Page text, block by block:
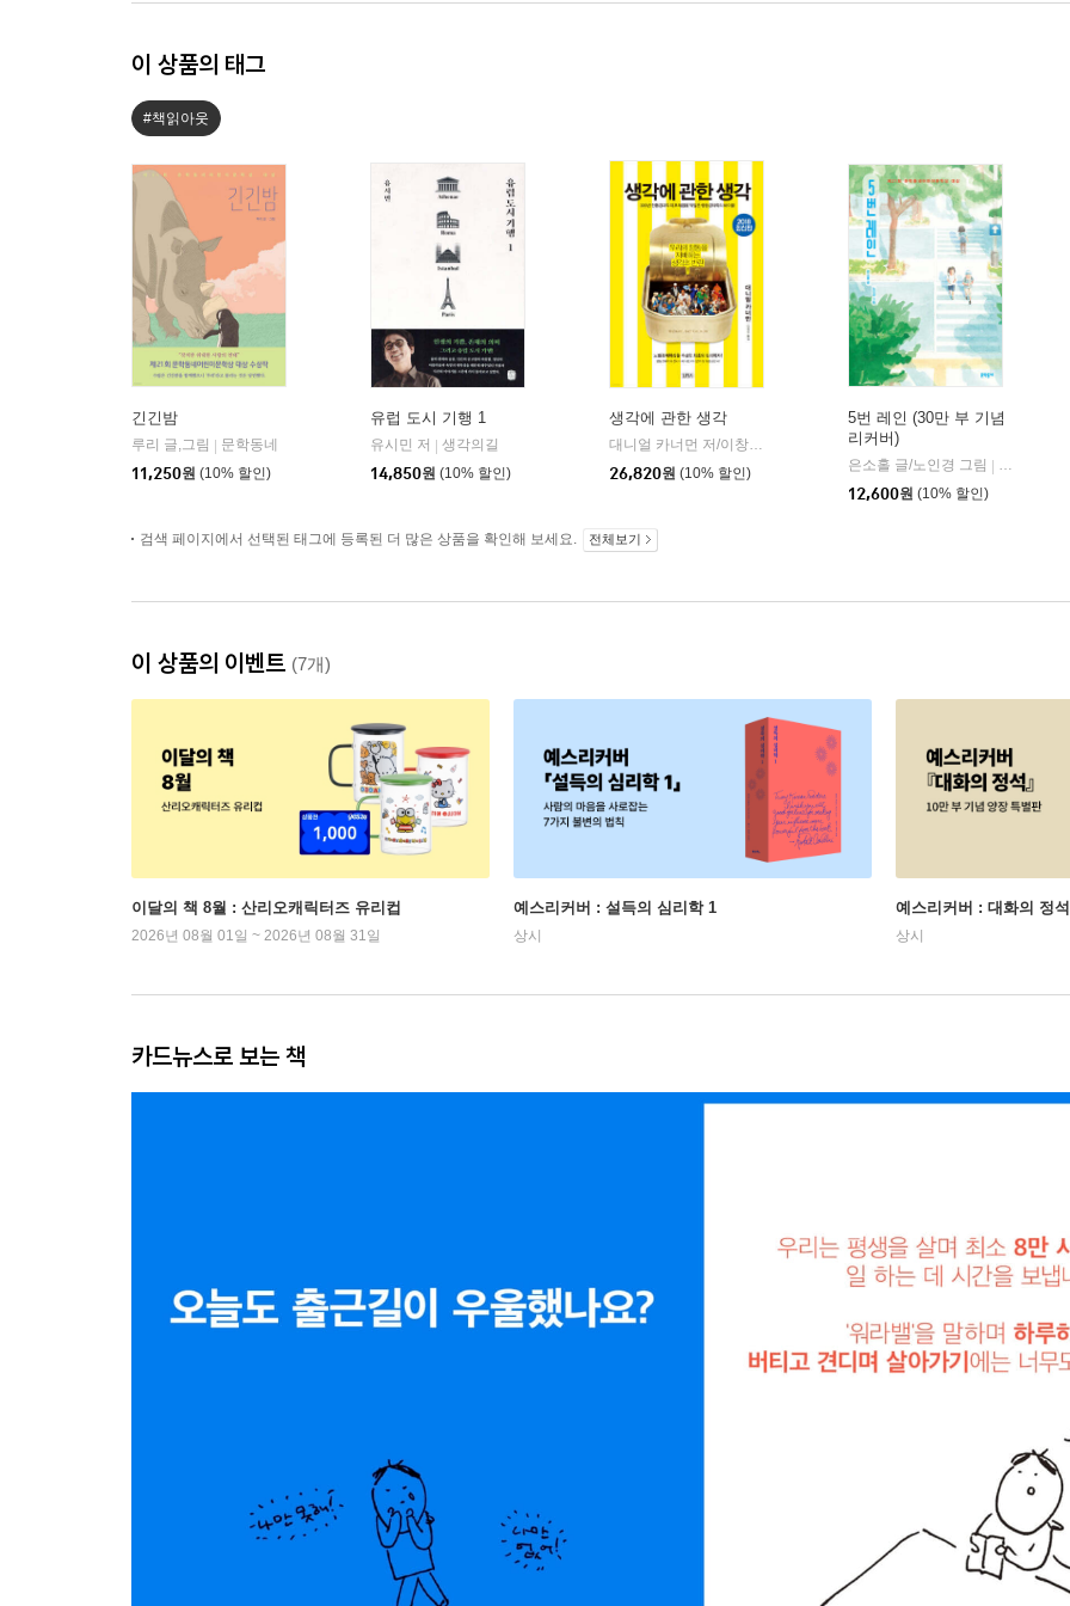
이 상품의 태그
#책읽아웃
긴긴밤
루리 글,그림
문학동네
11,250원 (10% 할인)
유럽 도시 기행 1
유시민 저
생각의길
14,850원 (10% 할인)
생각에 관한 생각
대니얼 카너먼 저/이창신 역
26,820원 (10% 할인)
5번 레인 (30만 부 기념
리커버)
은소홀 글/노인경 그림
문학동네
12,600원 (10% 할인)
검색 페이지에서 선택된 태그에 등록된 더 많은 상품을 확인해 보세요. 전체보기
이 상품의 이벤트 (7개)
이달의 책 8월 : 산리오캐릭터즈 유리컵
2026년 08월 01일 ~ 2026년 08월 31일
예스리커버 : 설득의 심리학 1
상시
예스리커버 : 대화의 정석
상시
카드뉴스로 보는 책